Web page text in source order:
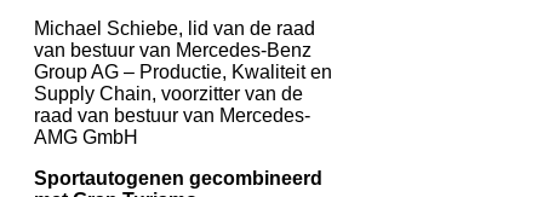
Michael Schiebe, lid van de raad
van bestuur van Mercedes-Benz
Group AG – Productie, Kwaliteit en
Supply Chain, voorzitter van de
raad van bestuur van Mercedes-
AMG GmbH
Sportautogenen gecombineerd